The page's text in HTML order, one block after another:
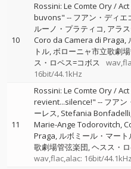
10
Rossini: Le Comte Ory /
buvons" -- フアン・ディエ
ルーノ・プラティコ アラ
Coro da Camera di Praga
トル ボローニャ市立歌劇
ス・ロペス=コボス
16bit/44.1kHz
11
Rossini: Le Comte Ory / Act
revient...silence!" -- フアン
ーレス Stefania Bonfadelli
Marie-Ange Todorovitch
Praga ルボミール・マート
歌劇場管弦楽団 ヘスス・
wav,flac,alac: 16bit/44.1kHz